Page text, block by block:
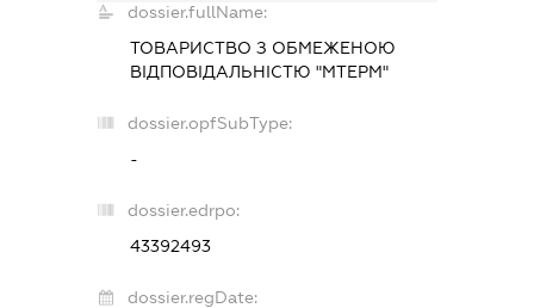
dossier.fullName:
ТОВАРИСТВО З ОБМЕЖЕНОЮ
ВІДПОВІДАЛЬНІСТЮ "МТЕРМ"
dossier.opfSubType:
-
dossier.edrpo:
43392493
dossier.regDate: